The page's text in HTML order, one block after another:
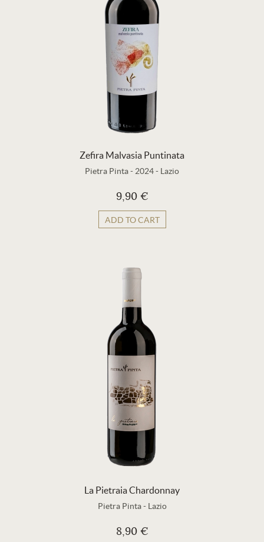
Zefira Malvasia Puntinata
Pietra Pinta- 2024- Lazio
9,90 €
ADD TO CART
La Pietraia Chardonnay
Pietra Pinta - Lazio
8,90 €